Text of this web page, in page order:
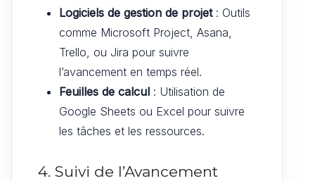
Logiciels de gestion de projet: Outils
comme Microsoft Project, Asana,
Trello, ou Jira pour suivre
l’avancement en temps réel.
Feuilles de calcul : Utilisation de
Google Sheets ou Excel pour suivre
les tâches et les ressources.
4. Suivi de l’Avancement